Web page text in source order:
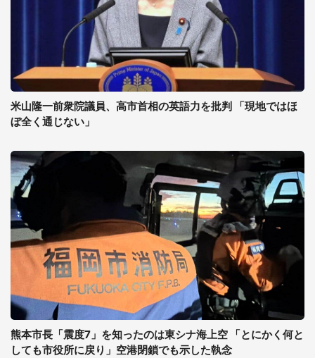
米山隆一前衆院議員、高市首相の英語力を批判 「現地ではほ
ぼ全く通じない」
熊本市長「震度7」を知ったのは東シナ海上空 「とにかく何と
しても市役所に戻り」空港閉鎖でも示した執念